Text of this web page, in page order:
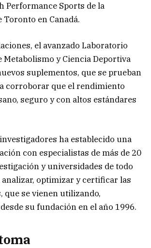
Performance Sports de la
Toronto en Canadá.
el avanzado Laboratorio
Metabolismo y Ciencia Deportiva
suplementos, que se prueban
corroborar que el rendimiento
seguro y con altos estándares
ha establecido una
con especialistas de más de 20
y universidades de todo
optimizar y certificar las
que se vienen utilizando,
su fundación en el año 1996.